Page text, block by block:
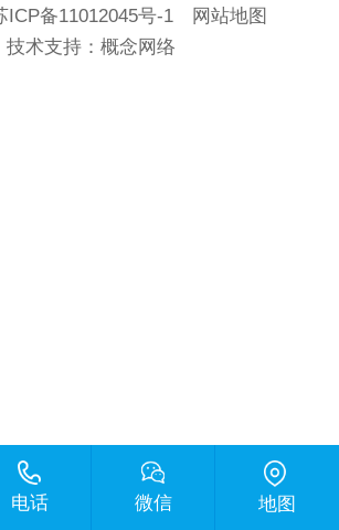
ICP备11012045号-1
网站地图
技术支持：概念网络
电话 微信 地图